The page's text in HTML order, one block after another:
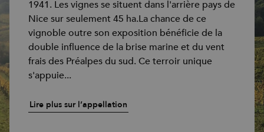
1941. Les vignes se situent dans l'arrière pays de
Nice sur seulement 45 ha.La chance de ce
vignoble outre son exposition bénéficie de la
double influence de la brise marine et du vent
frais des Préalpes du sud. Ce terroir unique
s'appuie...
Lire plus sur l’appellation